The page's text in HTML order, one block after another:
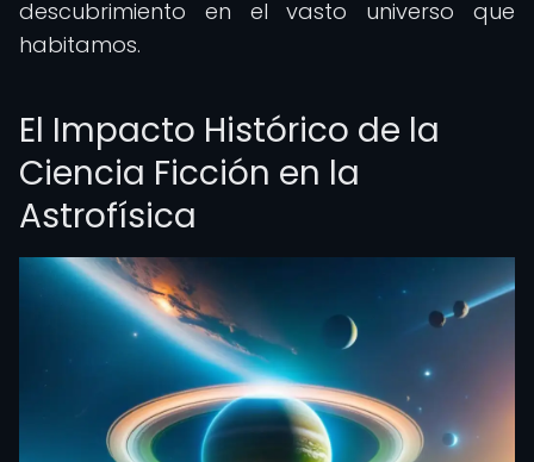
descubrimiento en el vasto universo que
habitamos.
El Impacto Histórico de la
Ciencia Ficción en la
Astrofísica